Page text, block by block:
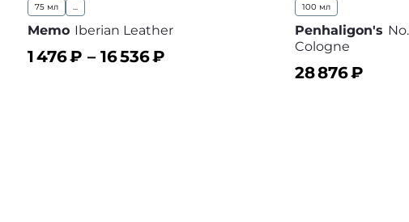
75 мл ...
Memo Iberian Leather
1 476₽ – 16 536₽
100 мл
Penhaligon's
Cologne
28 876₽